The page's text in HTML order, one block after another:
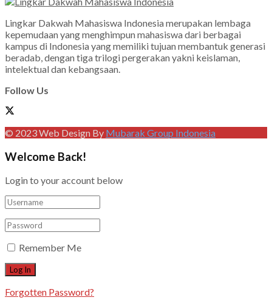
Lingkar Dakwah Mahasiswa Indonesia merupakan lembaga
kepemudaan yang menghimpun mahasiswa dari berbagai
kampus di Indonesia yang memiliki tujuan membantuk generasi
beradab, dengan tiga trilogi pergerakan yakni keislaman,
intelektual dan kebangsaan.
Follow Us
© 2023 Web Design By Mubarak Group Indonesia
Welcome Back!
Login to your account below
Remember Me
Forgotten Password?